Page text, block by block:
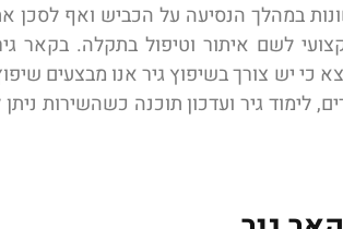
במהלך הנסיעה על הכביש ואף לסכן
לשם איתור וטיפול בתקלה. בקאר
יש צורך בשיפוץ גיר אנו מבצעים
גיר ועדכון תוכנה כשהשירות ניתן